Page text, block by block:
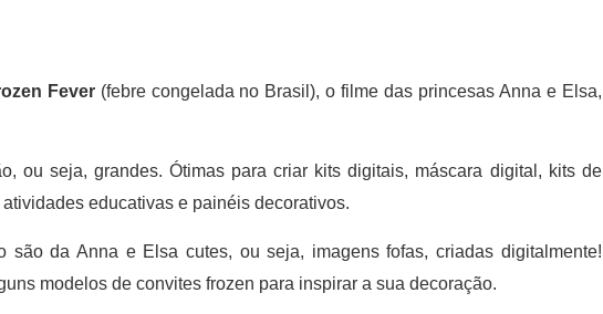
Fever(febre congelada no Brasil), o filme das princesas Anna e Elsa,
ou seja, grandes. Ótimas para criar kits digitais, máscara digital, kits de
educativas e painéis decorativos.
são da Anna e Elsa cutes, ou seja, imagens fofas, criadas digitalmente!
modelos de convites frozen para inspirar a sua decoração.